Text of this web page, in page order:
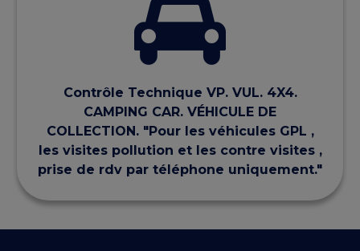
Contrôle Technique VP. VUL. 4X4.
CAMPING CAR. VÉHICULE DE
COLLECTION. "Pour les véhicules GPL ,
les visites pollution et les contre visites ,
prise de rdv par téléphone uniquement."